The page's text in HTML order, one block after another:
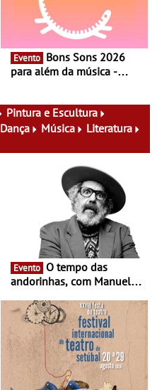
Evento
para além da música -
atividades para toda a
família e muito mais
Pintura e Escultura
Dança Música
Literatura
Evento
andorinhas, com Manuel
Atum - Concerto
performance na MAAT
Gallery a 3 de Setembro,
19:30